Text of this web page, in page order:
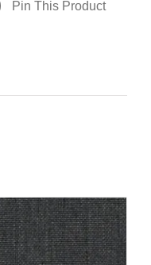
Pin This Product